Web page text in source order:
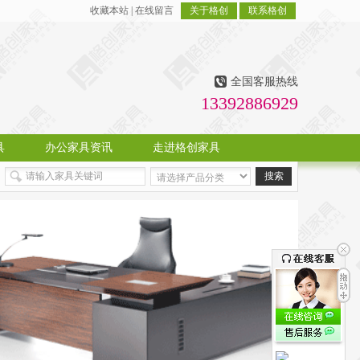
收藏本站 在线留言 关于格创 联系格创
全国客服热线
13392886929
办公家具资讯 走进格创家具